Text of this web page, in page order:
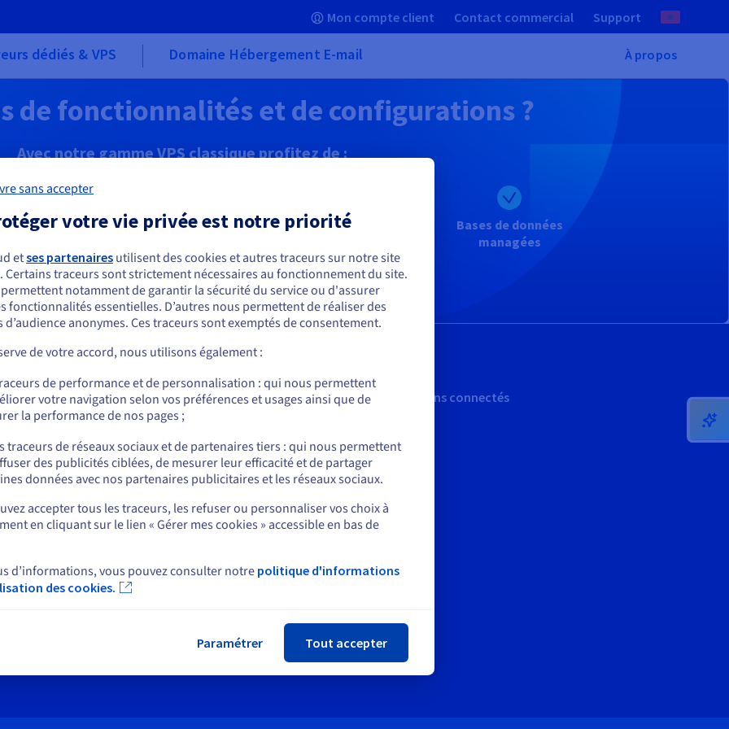
Mon compte client Contact commercial Support
dédiés & VPS Domaine Hébergement E-mail À propos
de fonctionnalités et de configurations ?
Avec notre gamme VPS classique profitez de :
disponibles en pré-
IP supplémentaire et
Bases de données
managées
Découvrir
d'aide
d'apprentissage
OVHcloud
de support
nous
: 09h - 18h
News
Espace presse
Réseaux sociaux
Restons connectés
semblez être localisé en États-Unis.
commander, rendez-vous sur le site de votre pays (États-Unis) et créez un
us.ovhcloud.com/
Anglais USD - $
ou
sur le site actuel
un autre site web
sans accepter
votre vie privée est notre priorité
etses partenaires utilisent des cookies et autres traceurs sur notre site
Certains traceurs sont strictement nécessaires au fonctionnement du site.
notamment de garantir la sécurité du service ou d'assurer
fonctionnalités essentielles. D’autres nous permettent de réaliser des
d’audience anonymes. Ces traceurs sont exemptés de consentement.
de votre accord, nous utilisons également :
de performance et de personnalisation : qui nous permettent
votre navigation selon vos préférences et usages ainsi que de
la performance de nos pages ;
traceurs de réseaux sociaux et de partenaires tiers : qui nous permettent
des publicités ciblées, de mesurer leur efficacité et de partager
données avec nos partenaires publicitaires et les réseaux sociaux.
accepter tous les traceurs, les refuser ou personnaliser vos choix à
en cliquant sur le lien « Gérer mes cookies » accessible en bas de
d’informations, vous pouvez consulter notre politique d'informations
des cookies.
Paramétrer Tout accepter